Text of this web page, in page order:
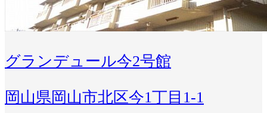
グランデュール今2号館
岡山県岡山市北区今1丁目1-1